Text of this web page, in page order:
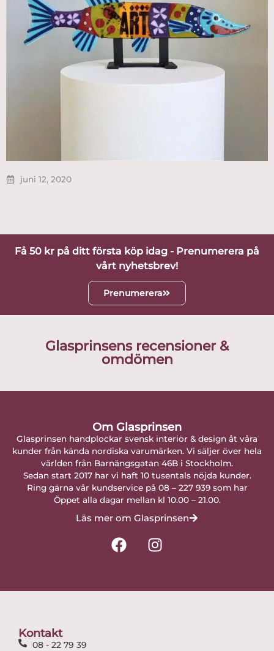
juni 12, 2020
Få 50 kr på ditt första köp idag - Prenumerera på
vårt nyhetsbrev!
Prenumerera
Glasprinsens recensioner &
omdömen
Om Glasprinsen
Glasprinsen handplockar svensk interiör & design åt våra
kunder från kända nordiska varumärken. Vi säljer över hela
världen från Barnängsgatan 46B i Stockholm.
Sedan start 2017 har vi haft 10 tusentals nöjda kunder.
Ring gärna vår kundservice på 08 – 227 939 som har
Öppet alla dagar mellan kl 10.00 – 21.00.
Läs mer om Glasprinsen
F
a
I
n
Kontakt
08 - 22 79 39